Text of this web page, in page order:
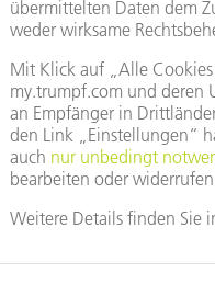
Cloud lädt. Dort
Bildern, relevante
zuverlässig und
„Für gute
Tage“, so Weller.
System arbeitet